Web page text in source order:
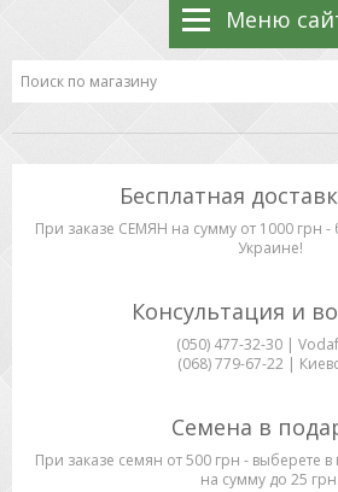
Меню
Бесплатная
При заказе СЕМЯН на сумму от 1000 грн -
Украине!
Консультация и
(050) 477-32-30 |
(068) 779-67-22 |
Семена в
При заказе семян от 500 грн - выберете
на сумму до 25 грн.